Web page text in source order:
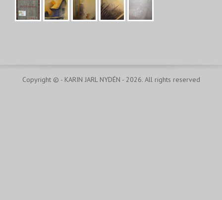
Copyright © - KARIN JARL NYDÉN - 2026. All rights reserved